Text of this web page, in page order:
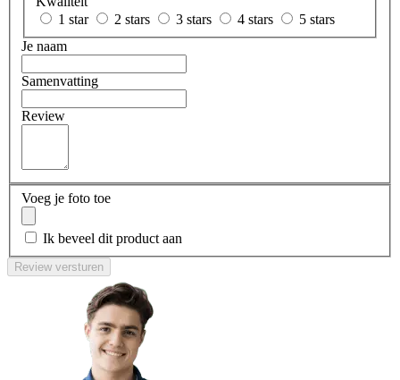
1 star
2 stars 3 stars 4 stars
5 stars
Je naam
Samenvatting
Review
Voeg je foto toe
Ik beveel dit product aan
Review versturen